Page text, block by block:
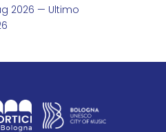
2026 — Ultimo